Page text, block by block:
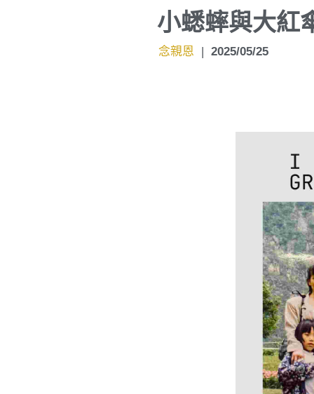
小蟋蟀與大紅
念親恩 | 2025/05/25